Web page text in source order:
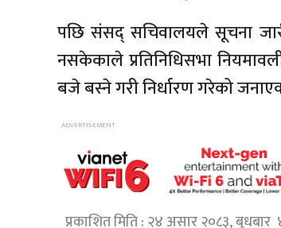
पछि संसद् सचिवालयले सूचना
नसकेकाले प्रतिनिधिसभा
बजे बस्ने गरी निर्धारण गरेको
प्रकाशित मिति : २४ असार २०८३,